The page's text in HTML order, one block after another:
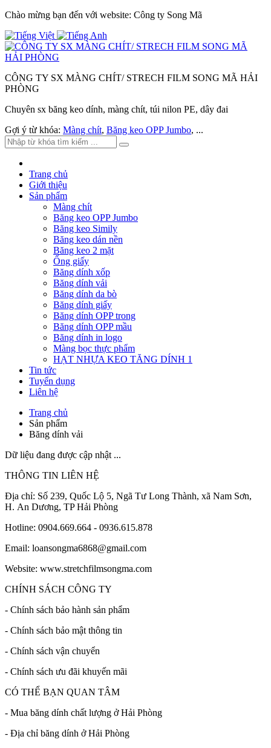
Chào mừng bạn đến với website: Công ty Song Mã
CÔNG TY SX MÀNG CHÍT/ STRECH FILM SONG MÃ HẢI
PHÒNG
Chuyên sx băng keo dính, màng chít, túi nilon PE, dây đai
Gợi ý từ khóa: Màng chít, Băng keo OPP Jumbo, ...
Trang chủ
Giới thiệu
Sản phẩm
Màng chít
Băng keo OPP Jumbo
Băng keo Simily
Băng keo dán nền
Băng keo 2 mặt
Ống giấy
Băng dính xốp
Băng dính vải
Băng dính da bò
Băng dính giấy
Băng dính OPP trong
Băng dính OPP mầu
Băng dính in logo
Màng bọc thực phẩm
HẠT NHỰA KEO TĂNG DÍNH 1
Tin tức
Tuyển dụng
Liên hệ
Trang chủ
Sản phẩm
Băng dính vải
Dữ liệu đang được cập nhật ...
THÔNG TIN LIÊN HỆ
Địa chỉ: Số 239, Quốc Lộ 5, Ngã Tư Long Thành, xã Nam Sơn,
H. An Dương, TP Hải Phòng
Hotline: 0904.669.664 - 0936.615.878
Email: loansongma6868@gmail.com
Website: www.stretchfilmsongma.com
CHÍNH SÁCH CÔNG TY
- Chính sách bảo hành sản phẩm
- Chính sách bảo mật thông tin
- Chính sách vận chuyển
- Chính sách ưu đãi khuyến mãi
CÓ THỂ BẠN QUAN TÂM
- Mua băng dính chất lượng ở Hải Phòng
- Địa chỉ băng dính ở Hải Phòng